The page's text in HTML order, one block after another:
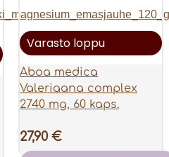
Varasto loppu
Aboa medica
Valeriaana complex
2740 mg, 60 kaps.
27,90 €